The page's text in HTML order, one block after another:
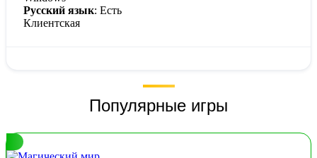
Русский язык: Есть
Клиентская
Популярные игры